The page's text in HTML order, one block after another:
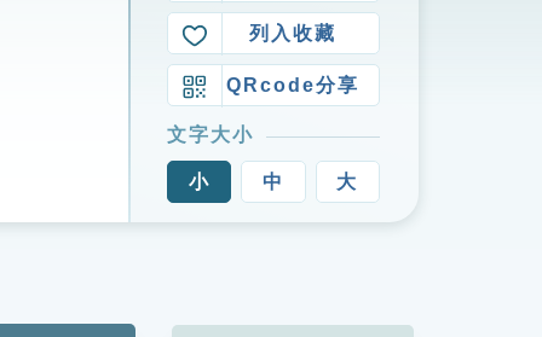
列入收藏
QRcode分享
文字大小
小 中 大